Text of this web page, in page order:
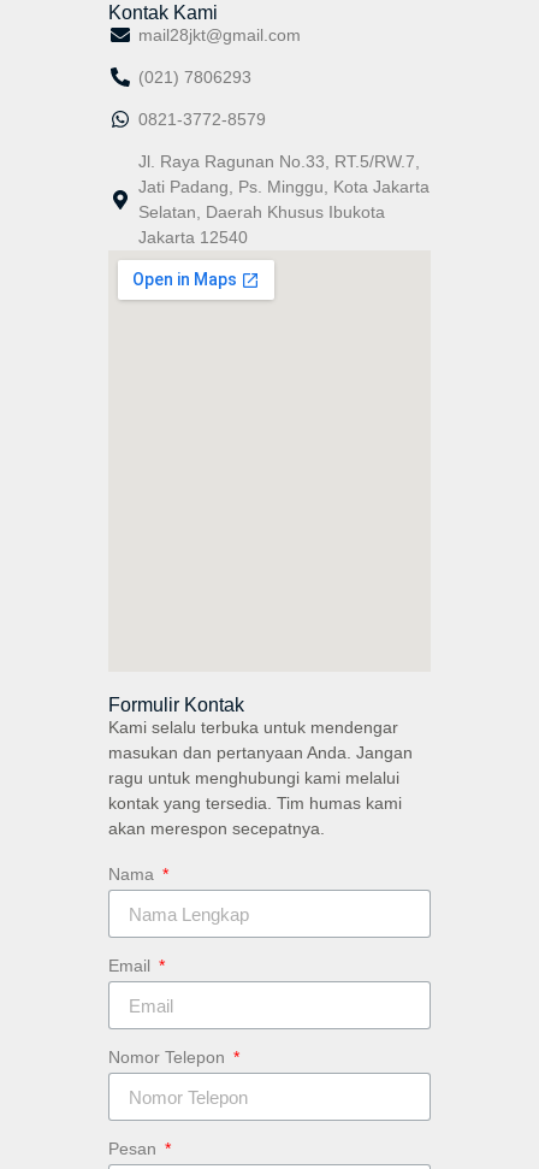
Kontak Kami
mail28jkt@gmail.com
(021) 7806293
0821-3772-8579
Jl. Raya Ragunan No.33, RT.5/RW.7,
Jati Padang, Ps. Minggu, Kota Jakarta
Selatan, Daerah Khusus Ibukota
Jakarta 12540
Formulir Kontak
Kami selalu terbuka untuk mendengar
masukan dan pertanyaan Anda. Jangan
ragu untuk menghubungi kami melalui
kontak yang tersedia. Tim humas kami
akan merespon secepatnya.
Nama
Email
Nomor Telepon
Pesan